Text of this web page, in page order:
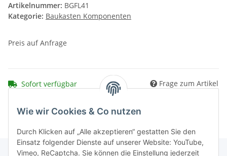
Artikelnummer: BGFL41
Kategorie: Baukasten Komponenten
Preis auf Anfrage
Sofort verfügbar Frage zum Artikel
Wie wir Cookies & Co nutzen
Durch Klicken auf „Alle akzeptieren“ gestatten Sie den
Einsatz folgender Dienste auf unserer Website: YouTube,
Vimeo, ReCaptcha. Sie können die Einstellung jederzeit